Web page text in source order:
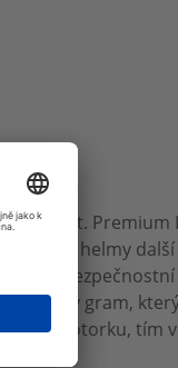
helmy další
Každý gram,
na motorku, tím